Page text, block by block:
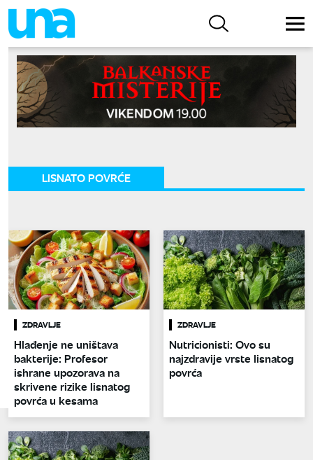
LISNATO POVRĆE
ZDRAVLJE
Hlađenje ne uništava
bakterije: Profesor
ishrane upozorava na
skrivene rizike lisnatog
povrća u kesama
ZDRAVLJE
Nutricionisti: Ovo su
najzdravije vrste lisnatog
povrća